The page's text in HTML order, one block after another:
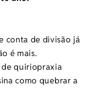
conta de divisão já
é mais.
de quiriopraxia
como quebrar a